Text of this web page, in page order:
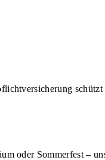
oder Sommerfest –